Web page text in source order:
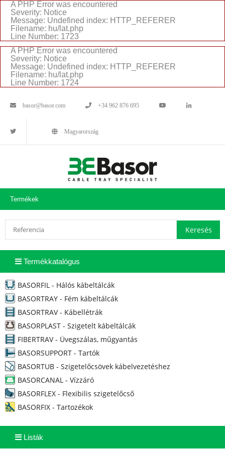
A PHP Error was encountered
Severity: Notice
Message: Undefined index: HTTP_REFERER
Filename: hu/lat.php
Line Number: 1723
A PHP Error was encountered
Severity: Notice
Message: Undefined index: HTTP_REFERER
Filename: hu/lat.php
Line Number: 1724
basor@basor.com +34 962 876 695
Magyarország
Termékek
Termékkatalógus
BASORFIL - Hálós kábeltálcák
BASORTRAY - Fém kábeltálcák
BASORTRAV - Kábellétrák
BASORPLAST - Szigetelt kábeltálcák
FIBERTRAV - Üvegszálas, műgyantás
BASORSUPPORT - Tartók
BASORTUB - Szigetelőcsövek kábelvezetéshez
BASORCANAL - Vízzáró
BASORFLEX - Flexibilis szigetelőcső
BASORFIX - Tartozékok
Listák